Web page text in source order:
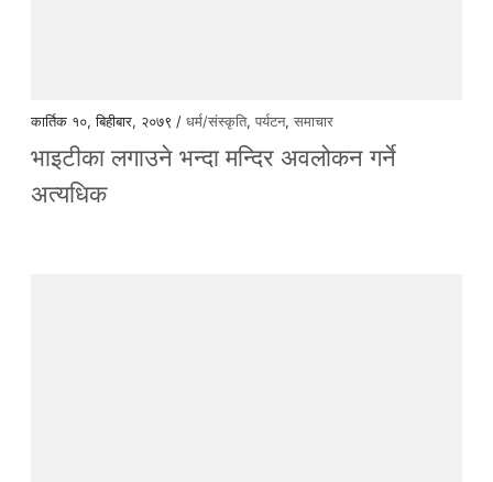
कार्तिक १०, बिहीबार, २०७९ /धर्म/संस्कृति,पर्यटन,समाचार
भाइटीका लगाउने भन्दा मन्दिर अवलोकन गर्ने
अत्यधिक